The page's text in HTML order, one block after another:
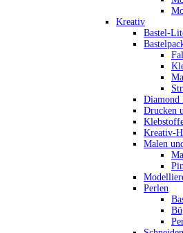
Kreativ
Bastel-
Diamond
Drucken
Kreativ-
Malen
Perlen